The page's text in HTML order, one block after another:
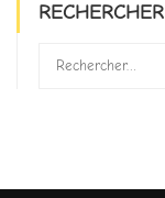
RECHERCHER